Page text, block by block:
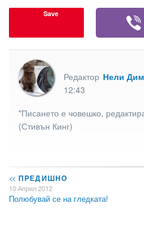
Save
Редактор Нели
12:43
"Писането е човешко,
(Стивън Кинг)
<< ПРЕДИШНО
10 Април 2012
Полюбувай се на гледката!